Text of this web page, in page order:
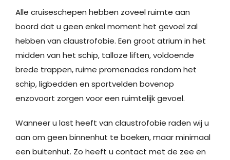
Alle cruiseschepen hebben zoveel ruimte aan
boord dat u geen enkel moment het gevoel zal
hebben van claustrofobie. Een groot atrium in het
midden van het schip, talloze liften, voldoende
brede trappen, ruime promenades rondom het
schip, ligbedden en sportvelden bovenop
enzovoort zorgen voor een ruimtelijk gevoel.
Wanneer u last heeft van claustrofobie raden wij u
aan om geen binnenhut te boeken, maar minimaal
een buitenhut. Zo heeft u contact met de zee en